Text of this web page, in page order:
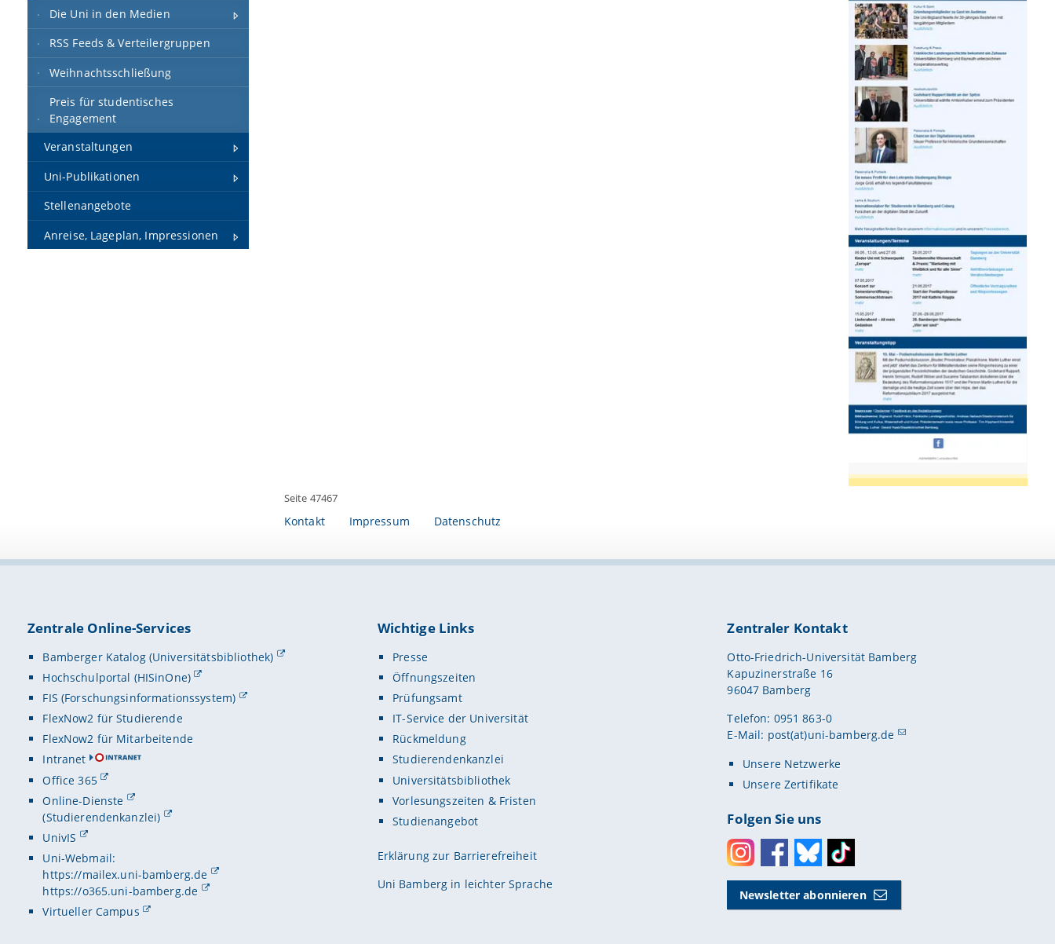
Die Uni in den Medien
RSS Feeds & Verteilergruppen
Weihnachtsschließung
Preis für studentisches
Engagement
Veranstaltungen
Uni-Publikationen
Stellenangebote
Anreise, Lageplan, Impressionen
Seite 47467
Kontakt Impressum Datenschutz
Zentrale Online-Services
Bamberger Katalog (Universitätsbibliothek)
Hochschulportal (HISinOne)
FIS (Forschungsinformationssystem)
FlexNow2 für Studierende
FlexNow2 für Mitarbeitende
Intranet
Office 365
Online-Dienste
(Studierendenkanzlei)
UnivIS
Uni-Webmail:
https://mailex.uni-bamberg.de
https://o365.uni-bamberg.de
Virtueller Campus
Wichtige Links
Presse
Öffnungszeiten
Prüfungsamt
IT-Service der Universität
Rückmeldung
Studierendenkanzlei
Universitätsbibliothek
Vorlesungszeiten & Fristen
Studienangebot
Erklärung zur Barrierefreiheit
Uni Bamberg in leichter Sprache
Zentraler Kontakt
Otto-Friedrich-Universität Bamberg
Kapuzinerstraße 16
96047 Bamberg
Telefon: 0951 863-0
E-Mail: post(at)uni-bamberg.de
Unsere Netzwerke
Unsere Zertifikate
Folgen Sie uns
InstagramFacebookBlueskyToktok
Newsletter abonnieren